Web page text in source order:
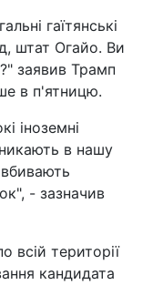
гаїтянські
штат Огайо. Ви
заявив Трамп
в п'ятницю.
іноземні
в нашу
вбивають
- зазначив
всій території
кандидата